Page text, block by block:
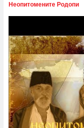
Неопитомените Родопи